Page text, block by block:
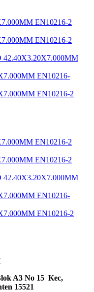
EN10216-2
EN10216-2
EN10216-
EN10216-2
EN10216-2
EN10216-2
EN10216-
EN10216-2
A3 No 15 Kec,
15521